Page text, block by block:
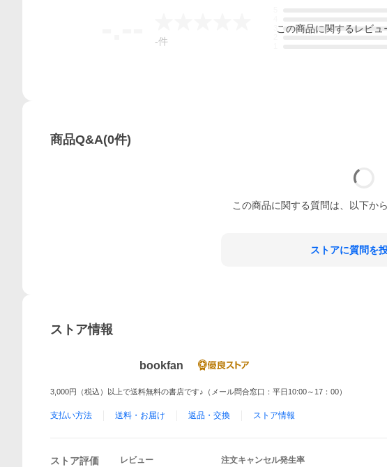
-件
この商品に関するレビュ
商品Q&A(0件)
この商品に関する質問は、以下か
ストアに質問を
ストア情報
bookfan
3,000円（税込）以上で送料無料の書店です♪（メール問合窓口：平日10:00～17：00）
支払い方法 送料・お届け 返品・交換 ストア情報
ストア評価 レビュー 注文キャンセル発生率